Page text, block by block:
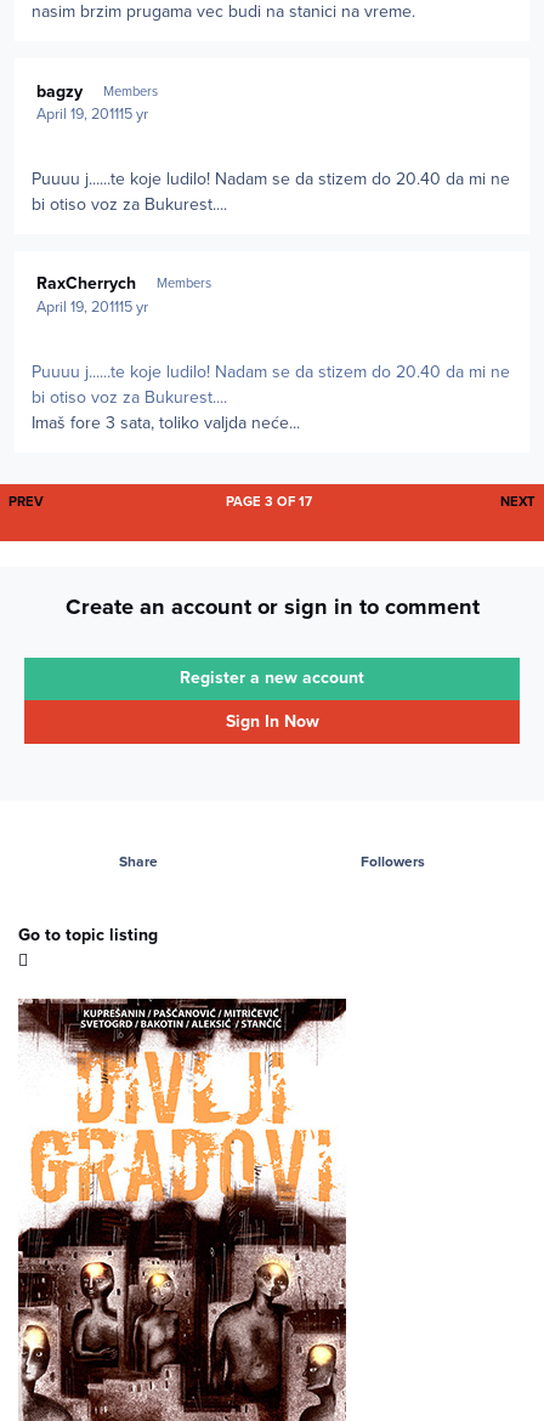
nasim brzim prugama vec budi na stanici na vreme.
bagzy Members
April 19, 201115 yr
Puuuu j......te koje ludilo! Nadam se da stizem do 20.40 da mi ne
bi otiso voz za Bukurest....
RaxCherrych Members
April 19, 201115 yr
Puuuu j......te koje ludilo! Nadam se da stizem do 20.40 da mi ne
bi otiso voz za Bukurest....
Imaš fore 3 sata, toliko valjda neće...
FIRST PAGE
PREV NEXT
PAGE 3 OF 17
Create an account or sign in to comment
Register a new account
Sign In Now
Share Followers
Go to topic listing